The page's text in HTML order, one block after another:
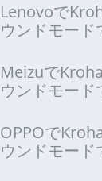
Lenovoで
ウンドモー
Meizuで
ウンドモー
OPPOで
ウンドモー